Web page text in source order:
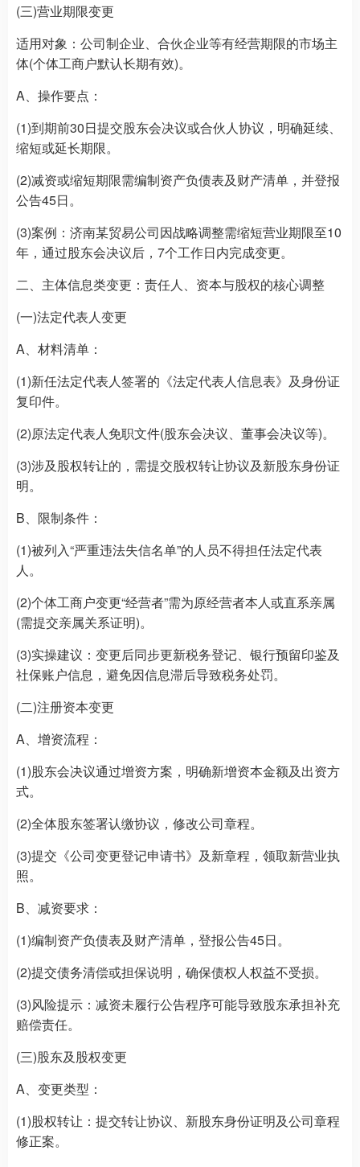
(三)营业期限变更
适用对象：公司制企业、合伙企业等有经营期限的市场主
体(个体工商户默认长期有效)。
A、操作要点：
(1)到期前30日提交股东会决议或合伙人协议，明确延续、
缩短或延长期限。
(2)减资或缩短期限需编制资产负债表及财产清单，并登报
公告45日。
(3)案例：济南某贸易公司因战略调整需缩短营业期限至10
年，通过股东会决议后，7个工作日内完成变更。
二、主体信息类变更：责任人、资本与股权的核心调整
(一)法定代表人变更
A、材料清单：
(1)新任法定代表人签署的《法定代表人信息表》及身份证
复印件。
(2)原法定代表人免职文件(股东会决议、董事会决议等)。
(3)涉及股权转让的，需提交股权转让协议及新股东身份证
明。
B、限制条件：
(1)被列入“严重违法失信名单”的人员不得担任法定代表
人。
(2)个体工商户变更“经营者”需为原经营者本人或直系亲属
(需提交亲属关系证明)。
(3)实操建议：变更后同步更新税务登记、银行预留印鉴及
社保账户信息，避免因信息滞后导致税务处罚。
(二)注册资本变更
A、增资流程：
(1)股东会决议通过增资方案，明确新增资本金额及出资方
式。
(2)全体股东签署认缴协议，修改公司章程。
(3)提交《公司变更登记申请书》及新章程，领取新营业执
照。
B、减资要求：
(1)编制资产负债表及财产清单，登报公告45日。
(2)提交债务清偿或担保说明，确保债权人权益不受损。
(3)风险提示：减资未履行公告程序可能导致股东承担补充
赔偿责任。
(三)股东及股权变更
A、变更类型：
(1)股权转让：提交转让协议、新股东身份证明及公司章程
修正案。